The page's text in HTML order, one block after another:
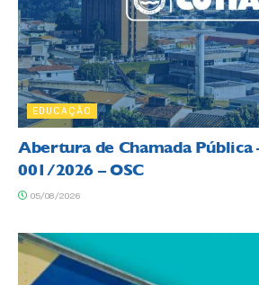
EDUCAÇÃO
Abertura de Chamada Pública
001/2026 – OSC
05/08/2026